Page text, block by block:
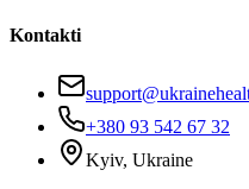
Kontakti
+380 93 542 67 32
Kyiv, Ukraine